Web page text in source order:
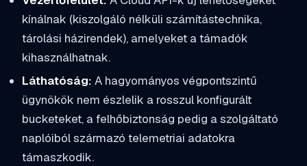
kínálnak (kiszolgáló nélküli számítástechnika,
tárolási házirendek), amelyeket a támadók
kihasználhatnak.
Láthatóság: A hagyományos végpontszintű
ügynökök nem észlelik a rosszul konfigurált
bucketeket, a felhőbiztonság pedig a szolgáltató
naplóiból származó telemetriai adatokra
támaszkodik.